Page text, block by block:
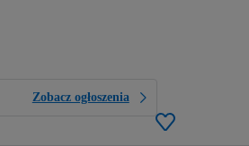
Zobacz ogłoszenia